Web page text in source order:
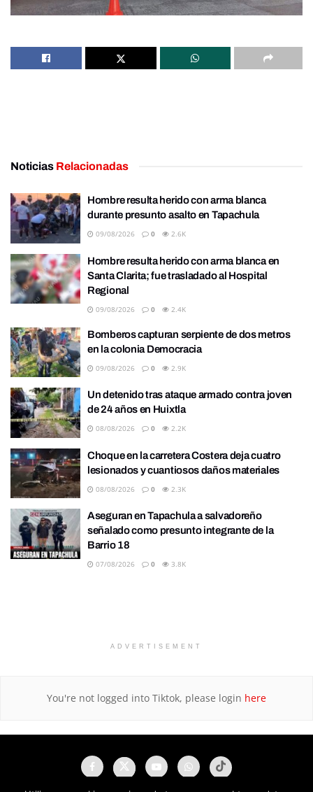
Noticias Relacionadas
Hombre resulta herido con arma blanca
durante presunto asalto en Tapachula
09/08/2026 0 2.6K
Hombre resulta herido con arma blanca en
Santa Clarita; fue trasladado al Hospital
Regional
09/08/2026 0 2.4K
Bomberos capturan serpiente de dos metros
en la colonia Democracia
09/08/2026 0 2.9K
Un detenido tras ataque armado contra joven
de 24 años en Huixtla
08/08/2026 0 2.2K
Choque en la carretera Costera deja cuatro
lesionados y cuantiosos daños materiales
08/08/2026 0 2.3K
Aseguran en Tapachula a salvadoreño
señalado como presunto integrante de la
Barrio 18
07/08/2026 0 3.8K
ADVERTISEMENT
You're not logged into Tiktok, please login here